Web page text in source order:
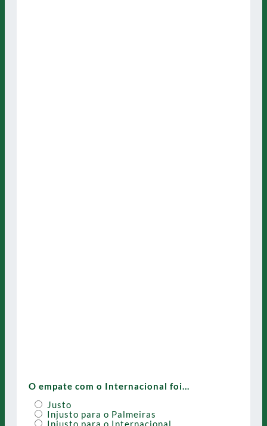
O empate com o Internacional foi…
Justo
Injusto para o Palmeiras
Injusto para o Internacional